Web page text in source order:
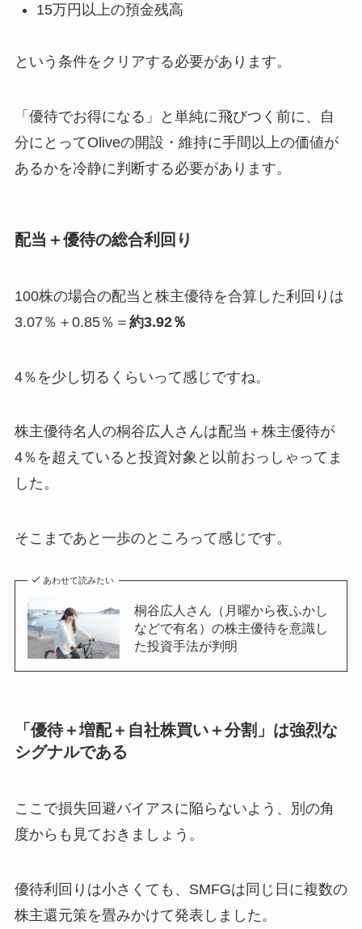
15万円以上の預金残高
という条件をクリアする必要があります。
「優待でお得になる」と単純に飛びつく前に、自
分にとってOliveの開設・維持に手間以上の価値が
あるかを冷静に判断する必要があります。
配当＋優待の総合利回り
100株の場合の配当と株主優待を合算した利回りは
3.07％＋0.85％＝ 約3.92％
4％を少し切るくらいって感じですね。
株主優待名人の桐谷広人さんは配当＋株主優待が
4％を超えていると投資対象と以前おっしゃってま
した。
そこまであと一歩のところって感じです。
あわせて読みたい
桐谷広人さん（月曜から夜ふかし
などで有名）の株主優待を意識し
た投資手法が判明
「優待＋増配＋自社株買い＋分割」は強烈な
シグナルである
ここで損失回避バイアスに陥らないよう、別の角
度からも見ておきましょう。
優待利回りは小さくても、SMFGは同じ日に複数の
株主還元策を畳みかけて発表しました。